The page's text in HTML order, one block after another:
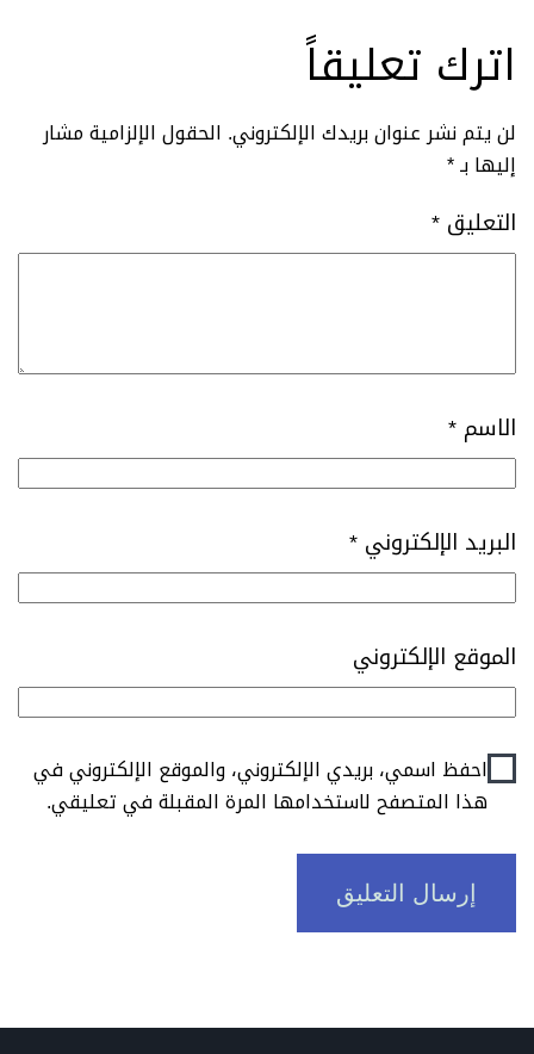
اترك تعليقاً
لن يتم نشر عنوان بريدك الإلكتروني. الحقول الإلزامية مشار
إليها بـ*
التعليق *
الاسم *
البريد الإلكتروني *
الموقع الإلكتروني
احفظ اسمي، بريدي الإلكتروني، والموقع الإلكتروني في
هذا المتصفح لاستخدامها المرة المقبلة في تعليقي.